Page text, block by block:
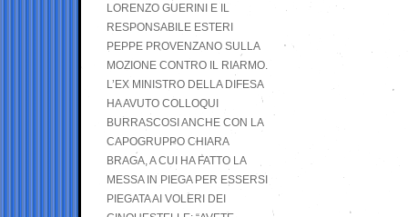
LORENZO GUERINI E IL
RESPONSABILE ESTERI
PEPPE PROVENZANO SULLA
MOZIONE CONTRO IL RIARMO.
L’EX MINISTRO DELLA DIFESA
HA AVUTO COLLOQUI
BURRASCOSI ANCHE CON LA
CAPOGRUPPO CHIARA
BRAGA, A CUI HA FATTO LA
MESSA IN PIEGA PER ESSERSI
PIEGATA AI VOLERI DEI